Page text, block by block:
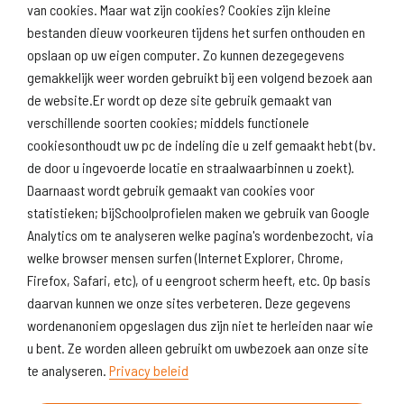
van cookies. Maar wat zijn cookies? Cookies zijn kleine
bestanden dieuw voorkeuren tijdens het surfen onthouden en
opslaan op uw eigen computer. Zo kunnen dezegegevens
gemakkelijk weer worden gebruikt bij een volgend bezoek aan
de website.Er wordt op deze site gebruik gemaakt van
verschillende soorten cookies; middels functionele
cookiesonthoudt uw pc de indeling die u zelf gemaakt hebt (bv.
de door u ingevoerde locatie en straalwaarbinnen u zoekt).
Daarnaast wordt gebruik gemaakt van cookies voor
statistieken; bijSchoolprofielen maken we gebruik van Google
Analytics om te analyseren welke pagina's wordenbezocht, via
welke browser mensen surfen (Internet Explorer, Chrome,
Firefox, Safari, etc), of u eengroot scherm heeft, etc. Op basis
daarvan kunnen we onze sites verbeteren. Deze gegevens
wordenanoniem opgeslagen dus zijn niet te herleiden naar wie
u bent. Ze worden alleen gebruikt om uwbezoek aan onze site
te analyseren. Privacy beleid
Download
schoolprofiel
Naar
schoolresultaten
Naar scholenopdekaart.nl